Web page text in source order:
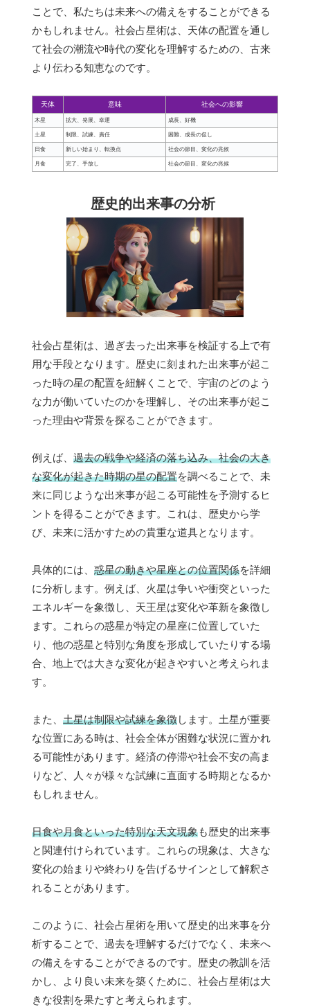
ことで、私たちは未来への備えをすることができる
かもしれません。社会占星術は、天体の配置を通し
て社会の潮流や時代の変化を理解するための、古来
より伝わる知恵なのです。
天体 意味 社会への影響
木星 拡大、発展、幸運 成長、好機
土星 制限、試練、責任 困難、成長の促し
日食 新しい始まり、転換点 社会の節目、変化の兆候
月食 完了、手放し 社会の節目、変化の兆候
歴史的出来事の分析
社会占星術は、過ぎ去った出来事を検証する上で有
用な手段となります。歴史に刻まれた出来事が起こ
った時の星の配置を紐解くことで、宇宙のどのよう
な力が働いていたのかを理解し、その出来事が起こ
った理由や背景を探ることができます。
例えば、 過去の戦争や経済の落ち込み、社会の大き
な変化が起きた時期の星の配置を調べることで、未
来に同じような出来事が起こる可能性を予測するヒ
ントを得ることができます。これは、歴史から学
び、未来に活かすための貴重な道具となります。
具体的には、 惑星の動きや星座との位置関係を詳細
に分析します。例えば、火星は争いや衝突といった
エネルギーを象徴し、天王星は変化や革新を象徴し
ます。これらの惑星が特定の星座に位置していた
り、他の惑星と特別な角度を形成していたりする場
合、地上では大きな変化が起きやすいと考えられま
す。
また、 土星は制限や試練を象徴します。土星が重要
な位置にある時は、社会全体が困難な状況に置かれ
る可能性があります。経済の停滞や社会不安の高ま
りなど、人々が様々な試練に直面する時期となるか
もしれません。
日食や月食といった特別な天文現象も歴史的出来事
と関連付けられています。これらの現象は、大きな
変化の始まりや終わりを告げるサインとして解釈さ
れることがあります。
このように、社会占星術を用いて歴史的出来事を分
析することで、過去を理解するだけでなく、未来へ
の備えをすることができるのです。歴史の教訓を活
かし、より良い未来を築くために、社会占星術は大
きな役割を果たすと考えられます。